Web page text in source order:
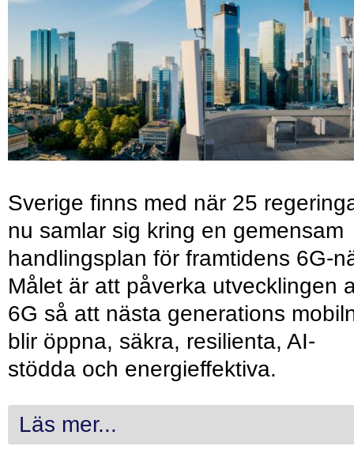
Sverige finns med när 25
nu samlar sig kring en gemensam
handlingsplan för framtidens 6G-
Målet är att påverka utvecklingen
6G så att nästa generations
blir öppna, säkra, resilienta, AI-
stödda och energieffektiva.
Läs mer...